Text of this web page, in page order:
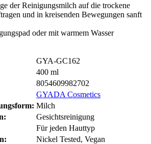
der Reinigungsmilch auf die trockene
und in kreisenden Bewegungen sanft
oder mit warmem Wasser
GYA-GC162
400 ml
8054609982702
GYADA Cosmetics
Milch
Gesichtsreinigung
Für jeden Hauttyp
Nickel Tested, Vegan